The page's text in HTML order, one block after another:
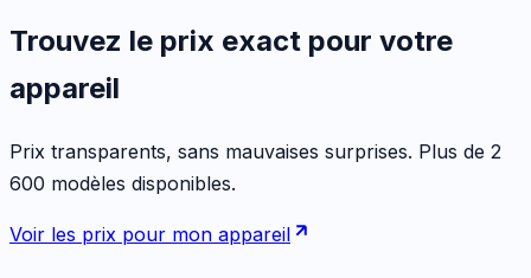
Trouvez le prix exact pour votre
appareil
Prix transparents, sans mauvaises surprises. Plus de 2
600 modèles disponibles.
Voir les prix pour mon appareil